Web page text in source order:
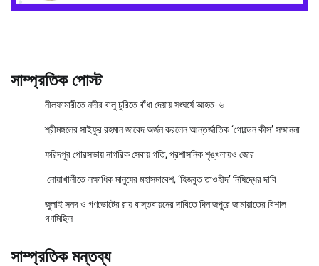
সাম্প্রতিক পোস্ট
নীলফামারীতে নদীর বালু চুরিতে বাঁধা দেয়ায় সংঘর্ষে আহত- ৬
শ্রীমঙ্গলের সাইফুর রহমান জাবেদ অর্জন করলেন আন্তর্জাতিক ‘গোল্ডেন কীস’ সম্মাননা
ফরিদপুর পৌরসভায় নাগরিক সেবায় গতি, প্রশাসনিক শৃঙ্খলায়ও জোর
নোয়াখালীতে লক্ষাধিক মানুষের মহাসমাবেশ, ‘হিজবুত তাওহীদ’ নিষিদ্ধের দাবি
জুলাই সনদ ও গণভোটের রায় বাস্তবায়নের দাবিতে দিনাজপুরে জামায়াতের বিশাল
গণমিছিল
সাম্প্রতিক মন্তব্য